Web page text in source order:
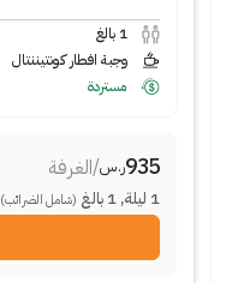
1 بالغ
وجبة افطار كونتيننتال
مستردة
935ر.س/الغرفة
1 ليلة,
1 بالغ (شامل الضرائب)